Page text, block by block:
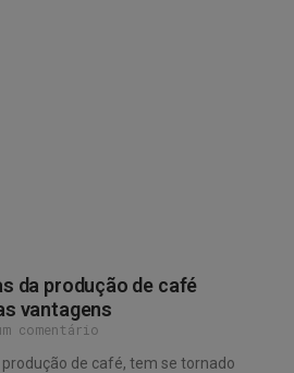
da produção de café
vantagens
comentário
de café, tem se tornado